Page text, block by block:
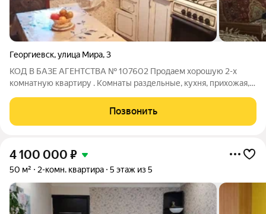
Георгиевск,улица Мира,3
КОД В БАЗЕ АГЕНТСТВА № 107602 Продаем хорошую 2-х
комнатную квартиру . Комнаты раздельные, кухня, прихожая,
обременений, прописана только хозяйка, Продажа в связи с
переездом. Вся
Позвонить
4 100 000 ₽
50 м² 2-комн. квартира 5 этаж из 5